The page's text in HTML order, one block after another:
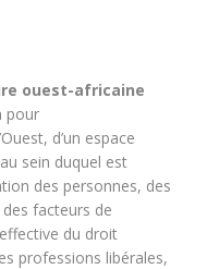
ouest-africaine
pour
d’un espace
sein duquel est
des personnes, des
facteurs de
du droit
professions libérales,